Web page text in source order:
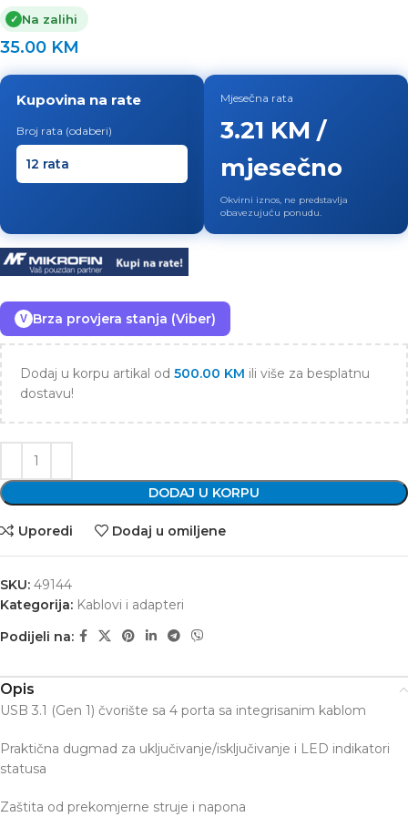
✓ Na zalihi
35.00 KM
Kupovina na rate
Broj rata (odaberi)
Mjesečna rata
3.21 KM /
mjesečno
Okvirni iznos, ne predstavlja
obavezujuću ponudu.
V Brza provjera stanja (Viber)
Dodaj u korpu artikal od 500.00 KM ili više za besplatnu
dostavu!
DODAJ U KORPU
Uporedi Dodaj u omiljene
SKU: 49144
Kategorija: Kablovi i adapteri
Podijeli na:
Opis
USB 3.1 (Gen 1) čvorište sa 4 porta sa integrisanim kablom
Praktična dugmad za uključivanje/isključivanje i LED indikatori
statusa
Zaštita od prekomjerne struje i napona